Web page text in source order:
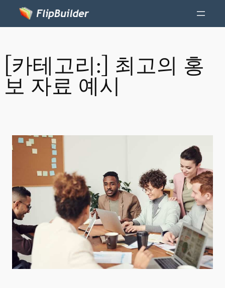
[카테고리:] 최고의 홍
보 자료 예시